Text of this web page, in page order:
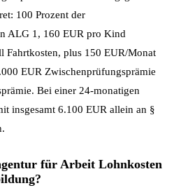
100 Prozent der
ALG 1, 160 EUR pro Kind
Fahrtkosten, plus 150 EUR/Monat
EUR Zwischenprüfungsprämie
Bei einer 24-monatigen
insgesamt 6.100 EUR allein an §
für Arbeit Lohnkosten